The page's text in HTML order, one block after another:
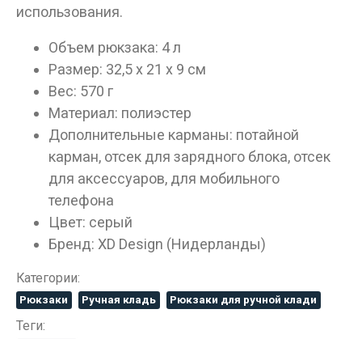
использования.
Объем рюкзака: 4 л
Размер: 32,5 х 21 х 9 см
Вес: 570 г
Материал: полиэстер
Дополнительные карманы: потайной
карман, отсек для зарядного блока, отсек
для аксессуаров, для мобильного
телефона
Цвет: серый
Бренд: XD Design (Нидерланды)
Категории:
Рюкзаки Ручная кладь Рюкзаки для ручной клади
Теги: